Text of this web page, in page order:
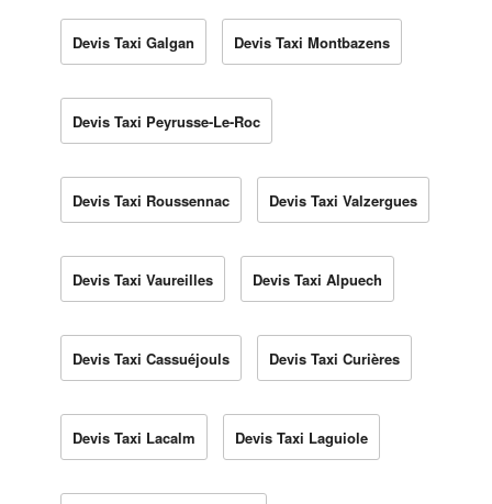
Devis Taxi Galgan Devis Taxi Montbazens
Devis Taxi Peyrusse-Le-Roc
Devis Taxi Roussennac Devis Taxi Valzergues
Devis Taxi Vaureilles Devis Taxi Alpuech
Devis Taxi Cassuéjouls Devis Taxi Curières
Devis Taxi Lacalm Devis Taxi Laguiole